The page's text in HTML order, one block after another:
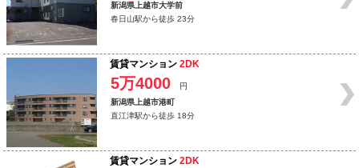
新潟県上越市大学前
春日山駅から徒歩 23分
賃貸マンション 2DK
5万4000
円
新潟県上越市港町
直江津駅から徒歩 18分
賃貸マンション 2DK